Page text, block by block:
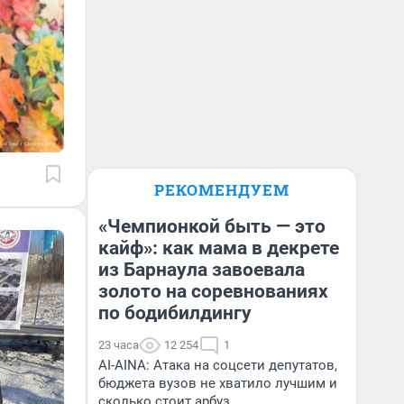
РЕКОМЕНДУЕМ
«Чемпионкой быть — это
кайф»: как мама в декрете
из Барнаула завоевала
золото на соревнованиях
по бодибилдингу
23 часа 12 254 1
AI-AINA: Атака на соцсети депутатов,
бюджета вузов не хватило лучшим и